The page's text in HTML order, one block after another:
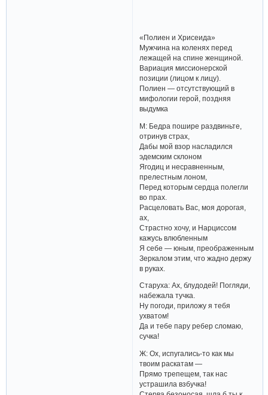
«Полиен и Хрисеида»
Мужчина на коленях перед
лежащей на спине женщиной.
Вариация миссионерской
позиции (лицом к лицу).
Полиен — отсутствующий в
мифологии герой, поздняя
выдумка
М: Бедра пошире раздвиньте,
отринув страх,
Дабы мой взор насладился
эдемским склоном
Ягодиц и несравненным,
прелестным лоном,
Перед которым сердца полегли
во прах.
Расцеловать Вас, моя дорогая,
ах,
Страстно хочу, и Нарциссом
кажусь влюбленным
Я себе — юным, преображенным
Зеркалом этим, что жадно держу
в руках.
Старуха: Ах, блудодей! Погляди,
набежала тучка.
Ну погоди, приложу я тебя
ухватом!
Да и тебе пару ребер сломаю,
сучка!
Ж: Ох, испугались-то как мы
твоим раскатам —
Прямо трепещем, так нас
устрашила взбучка!